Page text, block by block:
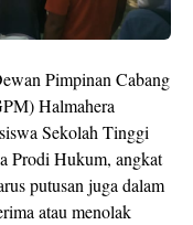
Pimpinan Cabang
Halmahera
Sekolah Tinggi
Prodi Hukum, angkat
putusan juga dalam
atau menolak